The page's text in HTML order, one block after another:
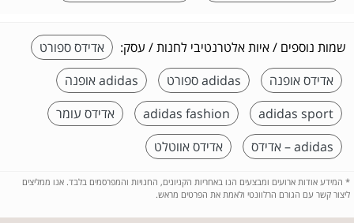
שמות נוספים / איות אלטרנטיבי לחנות / עסק:
אדידס ספורט
אדידס אופנה
adidas ספורט
adidas אופנה
adidas sport
adidas fashion
אדידס עומר
adidas – אדידס
אדידס אווטלט
* המידע אודות ארועים ומבצעים הנו באחריות הקניונים, החנויות והמפרסמים בלבד. אנו ממליצים
ליצור קשר עם הגורם הרלוונטי ולאמת את הפרטים מראש.